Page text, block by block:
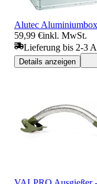
Alutec
59,99 €inkl. MwSt.
Lieferung bis 2-3
Details anzeigen